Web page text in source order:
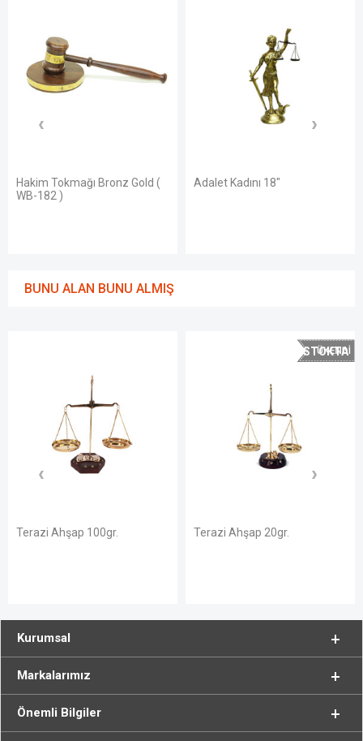
Hakim Tokmağı Bronz Gold (
WB-182 )
Adalet Kadını 18"
BUNU ALAN BUNU ALMIŞ
Terazi Ahşap 100gr.
STOKTA
Terazi Ahşap 20gr.
Kurumsal
Markalarımız
Önemli Bilgiler